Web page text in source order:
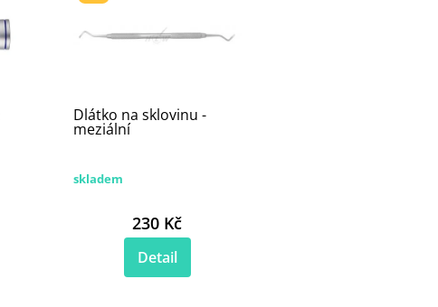
Dlátko na sklovinu -
meziální
skladem
230 Kč
Detail